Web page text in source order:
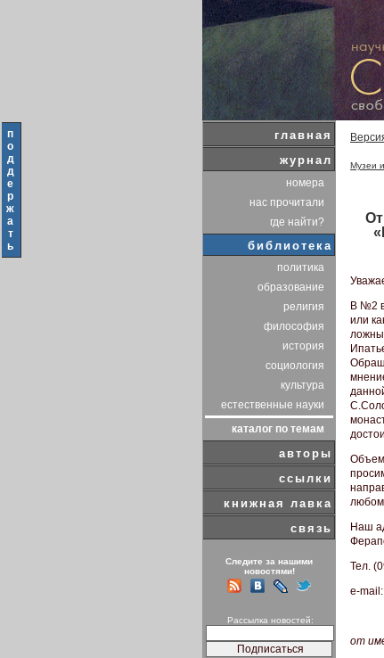
п
о
д
д
е
р
ж
а
т
ь
главная
журнал
номера
нас прочитали
где найти?
библиотека
политика
образование
религия
философия
история
социология
культура
естественные науки
каталог по темам
авторы
ссылки
книжная лавка
связь
Следите за нашими
новостями!
Рассылка новостей:
Музеи
В №2
или
Объем
любом
Наш
Тел.
e-
от